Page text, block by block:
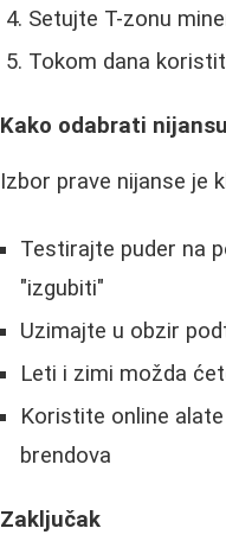
Setujte T-zonu
Tokom dana
Kako odabrati
Izbor prave nijanse je
Testirajte puder na
"izgubiti"
Uzimajte u obzir
Leti i zimi možda
Koristite online
brendova
Zaključak